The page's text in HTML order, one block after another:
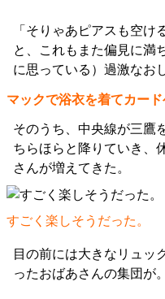
「そりゃあピアスも空け
と、これもまた偏見に満
に思っている）過激なお
マックで浴衣を着てカー
そのうち、中央線が三鷹
ちらほらと降りていき、
さんが増えてきた。
すごく楽しそうだった。
目の前には大きなリュッ
ったおばあさんの集団が。